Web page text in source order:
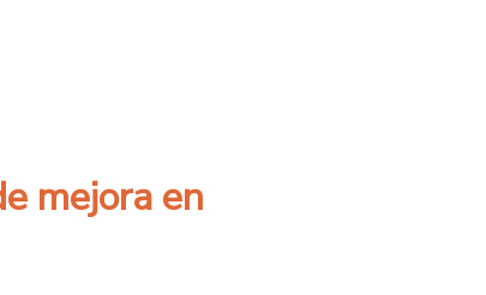
UFRO y UCN
mejora en